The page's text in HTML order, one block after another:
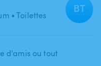
• Toilettes
BT
d'amis ou tout